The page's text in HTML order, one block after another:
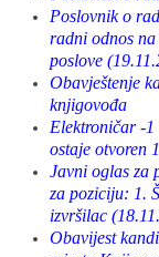
Poslovnik o
radni odnos na
poslove
Obavještenje
knjigovođa
Elektroničar -1
ostaje otvoren
Javni oglas za
za poziciju: 1.
izvršilac
Obavijest